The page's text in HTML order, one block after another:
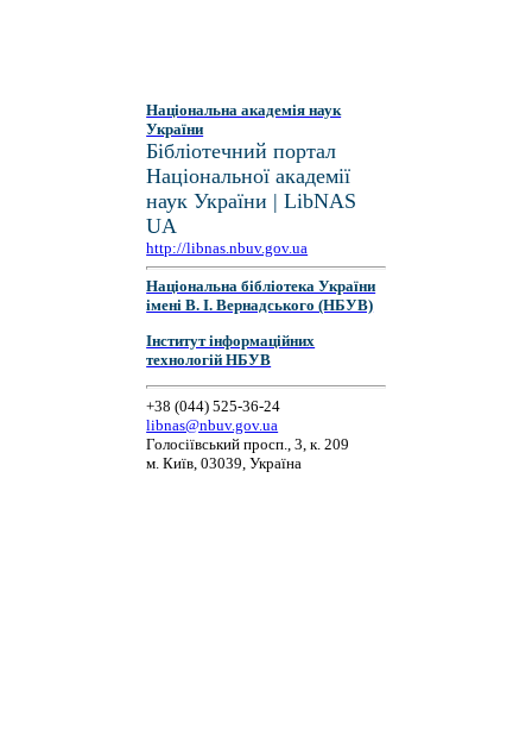
Національна академія наук
України
Бібліотечний портал
Національної академії
наук України | LibNAS
UA
http://libnas.nbuv.gov.ua
Національна бібліотека України
імені В. І. Вернадського (НБУВ)
Інститут інформаційних
технологій НБУВ
+38 (044) 525-36-24
libnas@nbuv.gov.ua
Голосіївський просп., 3, к. 209
м. Київ, 03039, Україна